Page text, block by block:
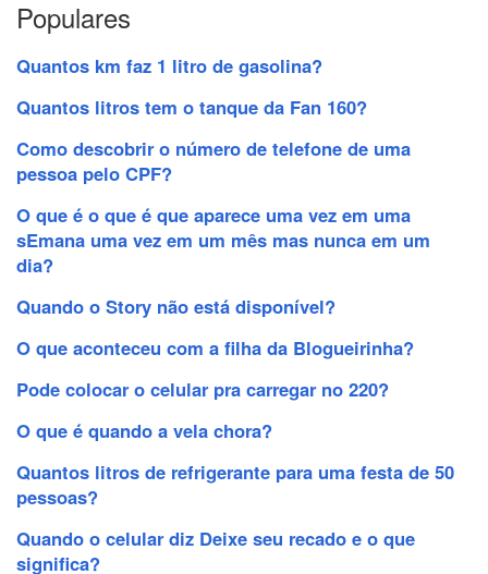
Populares
Quantos km faz 1 litro de gasolina?
Quantos litros tem o tanque da Fan 160?
Como descobrir o número de telefone de uma
pessoa pelo CPF?
O que é o que é que aparece uma vez em uma
sEmana uma vez em um mês mas nunca em um
dia?
Quando o Story não está disponível?
O que aconteceu com a filha da Blogueirinha?
Pode colocar o celular pra carregar no 220?
O que é quando a vela chora?
Quantos litros de refrigerante para uma festa de 50
pessoas?
Quando o celular diz Deixe seu recado e o que
significa?